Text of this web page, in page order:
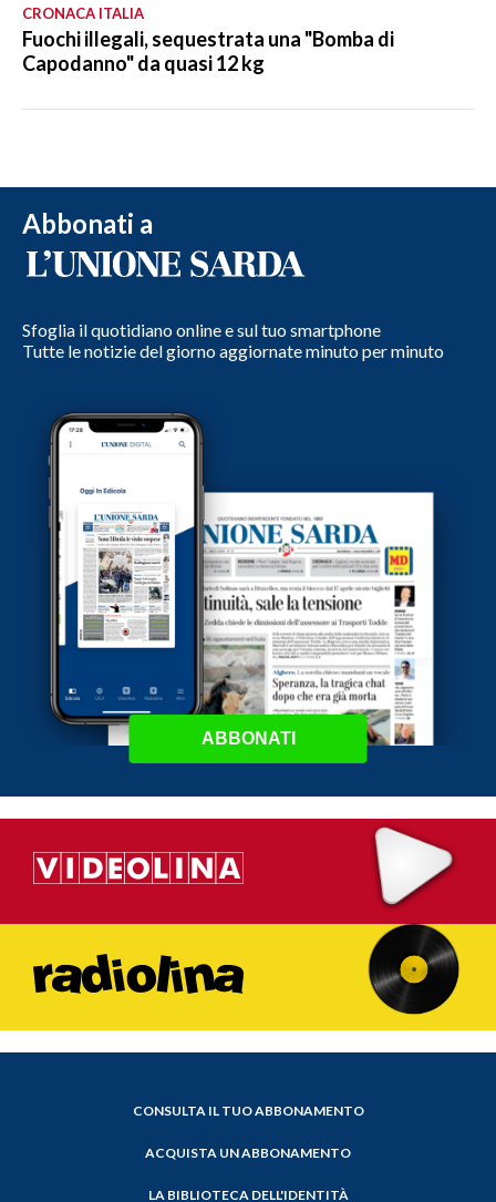
CRONACA ITALIA
Fuochi illegali, sequestrata una "Bomba di
Capodanno" da quasi 12 kg
Abbonati a
Sfoglia il quotidiano online e sul tuo smartphone
Tutte le notizie del giorno aggiornate minuto per minuto
ABBONATI
CONSULTA IL TUO ABBONAMENTO
ACQUISTA UN ABBONAMENTO
LA BIBLIOTECA DELL'IDENTITÀ